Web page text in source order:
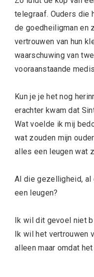
telegraaf. Ouders die
de goedheiligman en
vertrouwen van hun
waarschuwing van
vooraanstaande
Kun je je het nog
erachter kwam dat
Wat voelde ik mij
wat zouden mijn
alles een leugen wat
Al die gezelligheid, al
een leugen?
Ik wil dit gevoel niet
Ik wil het vertrouwen
alleen maar omdat